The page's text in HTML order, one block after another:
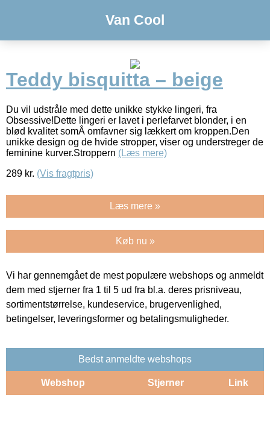
Van Cool
Teddy bisquitta – beige
Du vil udstråle med dette unikke stykke lingeri, fra
Obsessive!Dette lingeri er lavet i perlefarvet blonder, i en
blød kvalitet somÂ omfavner sig lækkert om kroppen.Den
unikke design og de hvide stropper, viser og understreger de
feminine kurver.Stroppern (Læs mere)
289 kr. (Vis fragtpris)
Læs mere »
Køb nu »
Vi har gennemgået de mest populære webshops og anmeldt
dem med stjerner fra 1 til 5 ud fra bl.a. deres prisniveau,
sortimentstørrelse, kundeservice, brugervenlighed,
betingelser, leveringsformer og betalingsmuligheder.
Bedst anmeldte webshops
Webshop Stjerner Link